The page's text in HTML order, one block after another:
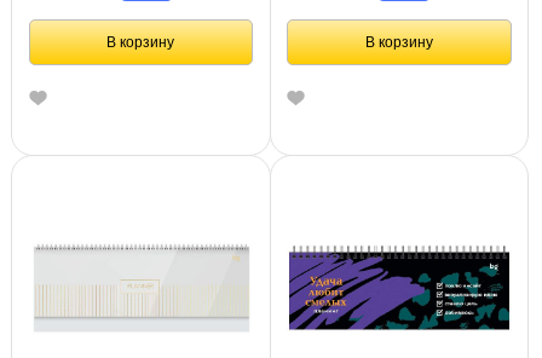
В корзину В корзину